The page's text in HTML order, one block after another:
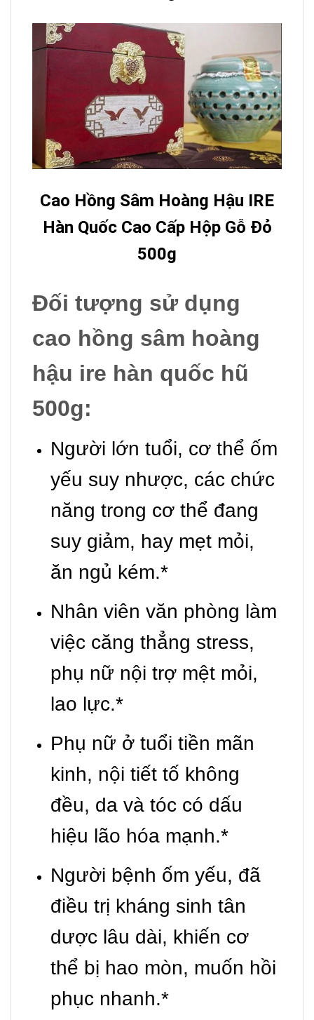
Cao Hồng Sâm Hoàng Hậu IRE
Hàn Quốc Cao Cấp Hộp Gỗ Đỏ
500g
Đối tượng sử dụng
cao hồng sâm hoàng
hậu ire hàn quốc hũ
500g:
Người lớn tuổi, cơ thể ốm
yếu suy nhược, các chức
năng trong cơ thể đang
suy giảm, hay mẹt mỏi,
ăn ngủ kém.*
Nhân viên văn phòng làm
việc căng thẳng stress,
phụ nữ nội trợ mệt mỏi,
lao lực.*
Phụ nữ ở tuổi tiền mãn
kinh, nội tiết tố không
đều, da và tóc có dấu
hiệu lão hóa mạnh.*
Người bệnh ốm yếu, đã
điều trị kháng sinh tân
dược lâu dài, khiến cơ
thể bị hao mòn, muốn hồi
phục nhanh.*